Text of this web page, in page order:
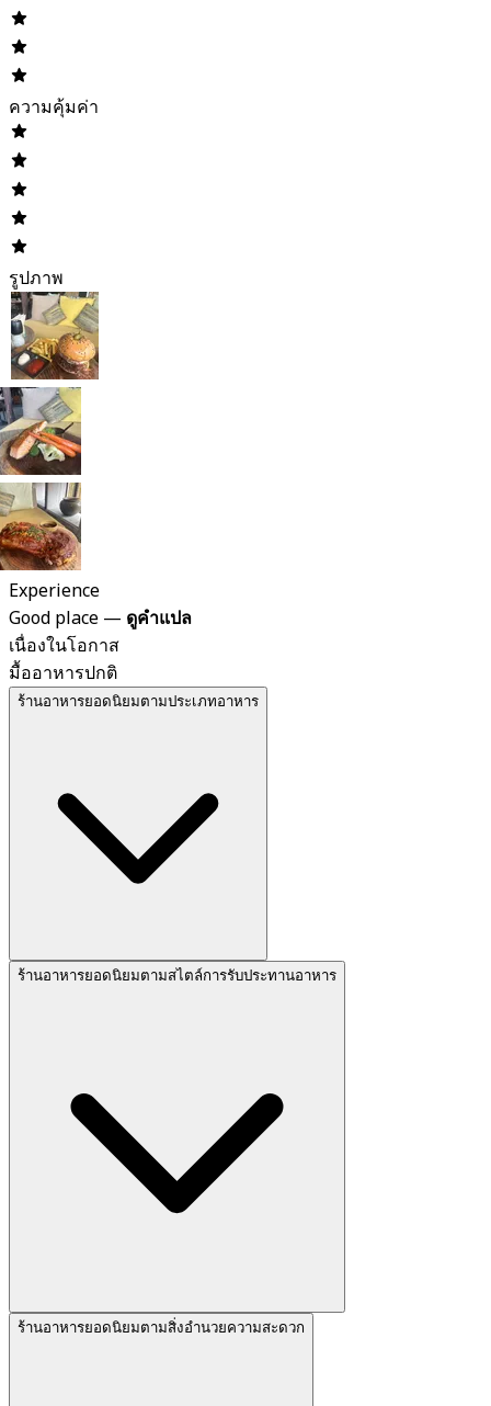
ความคุ้มค่า
รูปภาพ
Experience
Good place — ดูคำแปล
เนื่องในโอกาส
มื้ออาหารปกติ
ร้านอาหารยอดนิยมตามประเภทอาหาร
ร้านอาหารยอดนิยมตามสไตล์การรับประทานอาหาร
ร้านอาหารยอดนิยมตามสิ่งอำนวยความสะดวก